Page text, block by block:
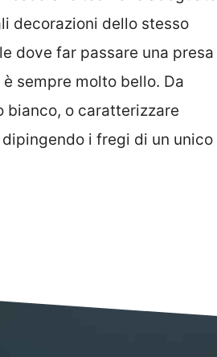
decorazioni dello stesso
dove far passare una presa
sempre molto bello. Da
bianco, o caratterizzare
i fregi di un unico